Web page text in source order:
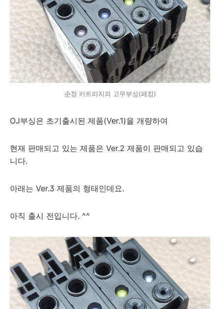
순정 카트리지의 고무부싱(패킹)
OJ부싱은 초기출시된 제품(Ver.1)을 개량하여
현재 판매되고 있는 제품은 Ver.2 제품이 판매되고 있습
니다.
아래는 Ver.3 제품의 형태인데요.
아직 출시 전입니다. ^^